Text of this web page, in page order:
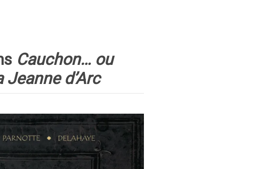
Cauchon… ou
d’Arc